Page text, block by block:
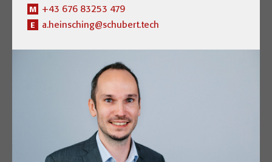
M +43 676 83253 479
E a.heinsching@schubert.tech